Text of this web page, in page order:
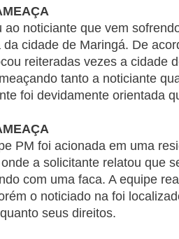
ao noticiante que vem
cidade de Maringá. De
reiteradas vezes a cidade
tanto a noticiante
foi devidamente orientada
PM foi acionada em uma
a solicitante relatou que
com uma faca. A equipe
o noticiado na foi
seus direitos.